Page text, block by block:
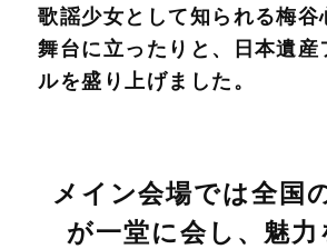
歌謡少女として知られる梅谷
舞台に立ったりと、日本遺産
ルを盛り上げました。
メイン会場では全国
が一堂に会し、魅力